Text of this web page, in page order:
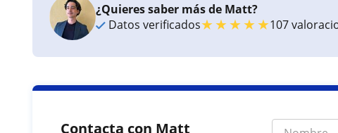
¿Quieres saber más de Matt?
Datos verificados★★★★★107
Contacta con Matt